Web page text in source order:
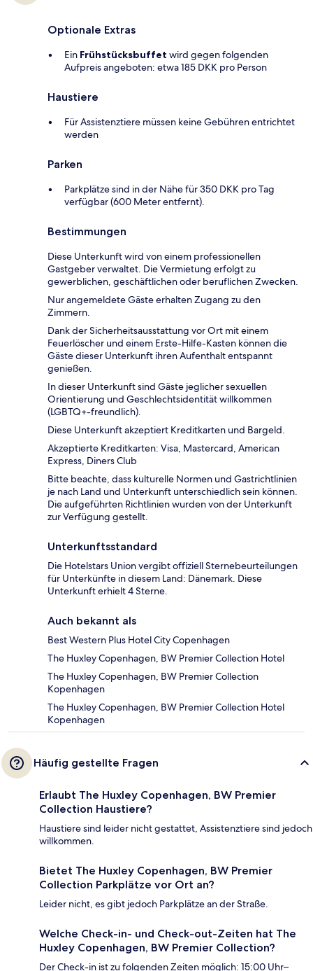
Optionale Extras
Ein Frühstücksbuffet wird gegen folgenden
Aufpreis angeboten: etwa 185 DKK pro Person
Haustiere
Für Assistenztiere müssen keine Gebühren entrichtet
werden
Parken
Parkplätze sind in der Nähe für 350 DKK pro Tag
verfügbar (600 Meter entfernt).
Bestimmungen
Diese Unterkunft wird von einem professionellen
Gastgeber verwaltet. Die Vermietung erfolgt zu
gewerblichen, geschäftlichen oder beruflichen Zwecken.
Nur angemeldete Gäste erhalten Zugang zu den
Zimmern.
Dank der Sicherheitsausstattung vor Ort mit einem
Feuerlöscher und einem Erste-Hilfe-Kasten können die
Gäste dieser Unterkunft ihren Aufenthalt entspannt
genießen.
In dieser Unterkunft sind Gäste jeglicher sexuellen
Orientierung und Geschlechtsidentität willkommen
(LGBTQ+-freundlich).
Diese Unterkunft akzeptiert Kreditkarten und Bargeld.
Akzeptierte Kreditkarten: Visa, Mastercard, American
Express, Diners Club
Bitte beachte, dass kulturelle Normen und Gastrichtlinien
je nach Land und Unterkunft unterschiedlich sein können.
Die aufgeführten Richtlinien wurden von der Unterkunft
zur Verfügung gestellt.
Unterkunftsstandard
Die Hotelstars Union vergibt offiziell Sternebeurteilungen
für Unterkünfte in diesem Land: Dänemark. Diese
Unterkunft erhielt 4 Sterne.
Auch bekannt als
Best Western Plus Hotel City Copenhagen
The Huxley Copenhagen, BW Premier Collection Hotel
The Huxley Copenhagen, BW Premier Collection
Kopenhagen
The Huxley Copenhagen, BW Premier Collection Hotel
Kopenhagen
Häufig gestellte Fragen
Erlaubt The Huxley Copenhagen, BW Premier
Collection Haustiere?
Haustiere sind leider nicht gestattet, Assistenztiere sind jedoch
willkommen.
Bietet The Huxley Copenhagen, BW Premier
Collection Parkplätze vor Ort an?
Leider nicht, es gibt jedoch Parkplätze an der Straße.
Welche Check-in- und Check-out-Zeiten hat The
Huxley Copenhagen, BW Premier Collection?
Der Check-in ist zu folgenden Zeiten möglich: 15:00 Uhr–